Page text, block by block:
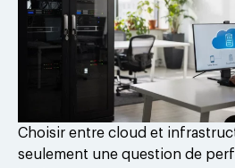
Choisir entre cloud et
seulement une question de